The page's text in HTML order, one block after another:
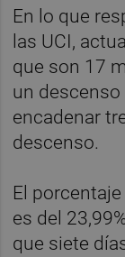
En lo que
las UCI,
que son 17
un descenso
encadenar
descenso.
El
es del
que siete